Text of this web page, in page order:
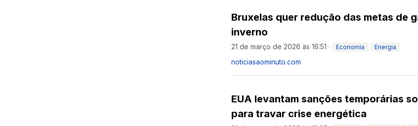
Bruxelas quer redução das metas de
inverno
21 de março de 2026 às 16:51 · Economia Energia
noticiasaominuto.com
EUA levantam sanções temporárias
para travar crise energética